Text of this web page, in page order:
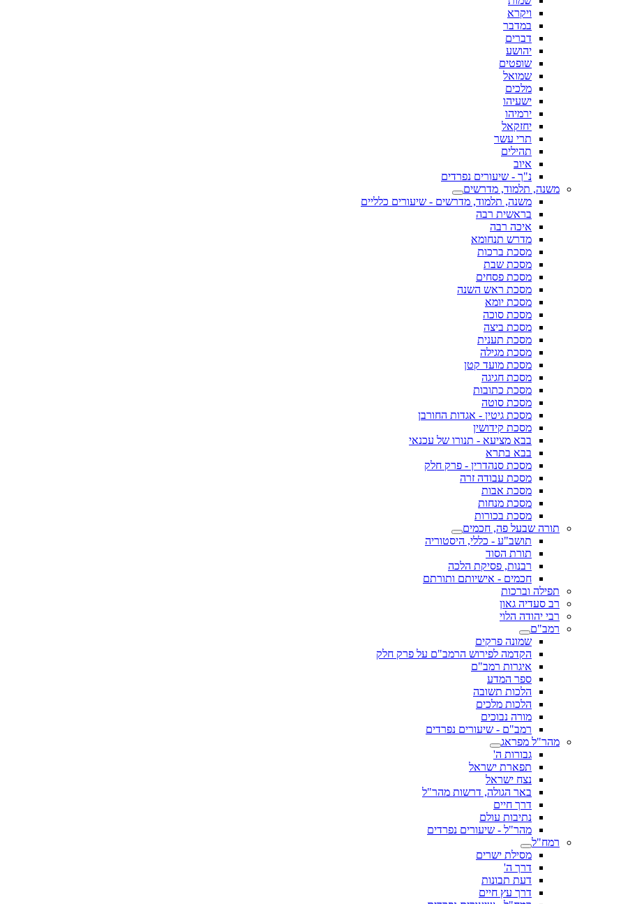
ויקרא
במדבר
דברים
יהושע
שופטים
שמואל
מלכים
ישעיהו
ירמיהו
יחזקאל
תרי עשר
תהילים
איוב
נ"ך - שיעורים נפרדים
משנה, תלמוד, מדרשים
משנה, תלמוד, מדרשים - שיעורים כלליים
בראשית רבה
איכה רבה
מדרש תנחומא
מסכת ברכות
מסכת שבת
מסכת פסחים
מסכת ראש השנה
מסכת יומא
מסכת סוכה
מסכת ביצה
מסכת תענית
מסכת מגילה
מסכת מועד קטן
מסכת חגיגה
מסכת כתובות
מסכת סוטה
מסכת גיטין - אגדות החורבן
מסכת קידושין
בבא מציעא - תנורו של עכנאי
בבא בתרא
מסכת סנהדרין - פרק חלק
מסכת עבודה זרה
מסכת אבות
מסכת מנחות
מסכת בכורות
תורה שבעל פה, חכמים
תושב"ע - כללי, היסטוריה
תורת הסוד
רבנות, פסיקת הלכה
חכמים - אישיותם ותורתם
תפילה וברכות
רב סעדיה גאון
רבי יהודה הלוי
רמב"ם
שמונה פרקים
הקדמה לפירוש הרמב"ם על פרק חלק
איגרות רמב"ם
ספר המדע
הלכות תשובה
הלכות מלכים
מורה נבוכים
רמב"ם - שיעורים נפרדים
מהר"ל מפראג
גבורות ה'
תפארת ישראל
נצח ישראל
באר הגולה, דרשות מהר"ל
דרך חיים
נתיבות עולם
מהר"ל - שיעורים נפרדים
רמח"ל
מסילת ישרים
דרך ה'
דעת תבונות
דרך עץ חיים